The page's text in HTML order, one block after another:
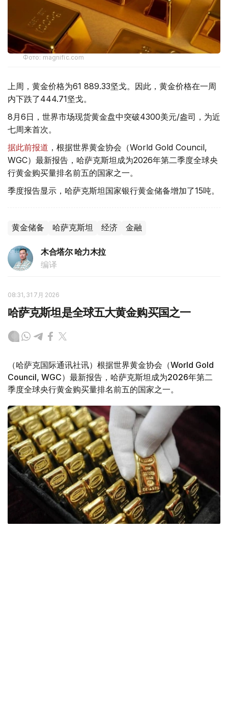
Фото: magnific.com
上周，黄金价格为61 889.33坚戈。因此，黄金价格在一周
内下跌了444.71坚戈。
8月6日，世界市场现货黄金盘中突破4300美元/盎司，为近
七周来首次。
据此前报道 ，根据世界黄金协会（World Gold Council,
WGC）最新报告，哈萨克斯坦成为2026年第二季度全球央
行黄金购买量排名前五的国家之一。
季度报告显示，哈萨克斯坦国家银行黄金储备增加了15吨。
黄金储备 哈萨克斯坦 经济 金融
木合塔尔 哈力木拉
编译
08:31, 31 7月 2026
哈萨克斯坦是全球五大黄金购买国之一
（哈萨克国际通讯社讯）根据世界黄金协会（World Gold
Council, WGC）最新报告，哈萨克斯坦成为2026年第二
季度全球央行黄金购买量排名前五的国家之一。